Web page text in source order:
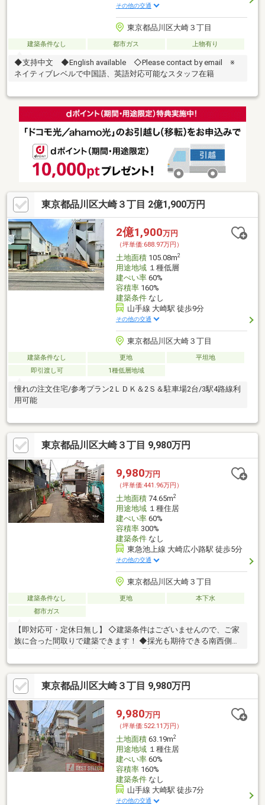
その他の交通
東京都品川区大崎３丁目
建築条件なし 都市ガス 上物有り
◆支持中文 ◆English available ◇Please contact by email ※
ネイティブレベルで中国語、英語対応可能なスタッフ在籍
東京都品川区大崎３丁目 2億1,900万円
2億1,900万円
（坪単価:688.97万円）
土地面積105.08m2
用途地域１種低層
建ぺい率60%
容積率160%
建築条件なし
山手線 大崎駅 徒歩9分
その他の交通
東京都品川区大崎３丁目
建築条件なし 更地
平坦地
即引渡し可
1種低層地域
憧れの注文住宅/参考プラン2ＬＤＫ＆2Ｓ＆駐車場2台/3駅4路線利
用可能
東京都品川区大崎３丁目 9,980万円
9,980万円
（坪単価:441.96万円）
土地面積74.65m2
用途地域１種住居
建ぺい率60%
容積率300%
建築条件なし
東急池上線 大崎広小路駅 徒歩5分
その他の交通
東京都品川区大崎３丁目
建築条件なし 更地
本下水
都市ガス
【即対応可・定休日無し】 ◇建築条件はございませんので、ご家
族に合った間取りで建築できます！ ◆採光も期待できる南西側道
実現ください！
東京都品川区大崎３丁目 9,980万円
9,980万円
（坪単価:522.11万円）
土地面積63.19m2
用途地域１種住居
建ぺい率60%
容積率160%
建築条件なし
山手線 大崎駅 徒歩7分
その他の交通